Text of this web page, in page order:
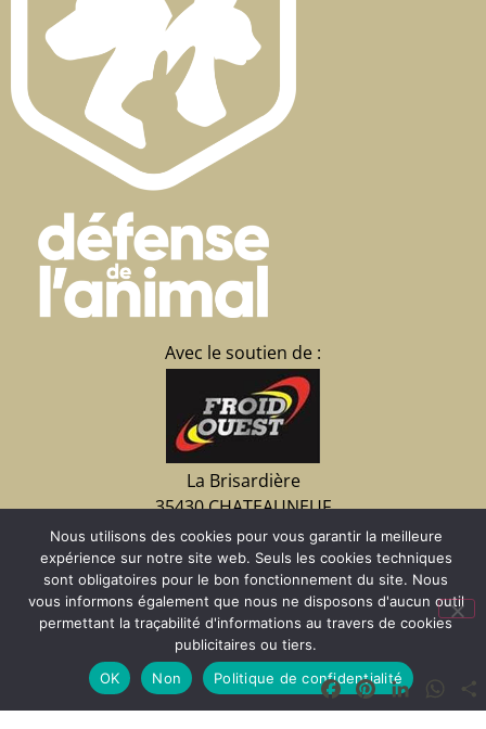
Avec le soutien de :
La Brisardière
35430 CHATEAUNEUF
d’Ille et Vilaine
02 23 15 07 09
Faire un don
Facebook
Pinterest
Nous utilisons des cookies pour vous garantir la meilleure
expérience sur notre site web. Seuls les cookies techniques
sont obligatoires pour le bon fonctionnement du site. Nous
vous informons également que nous ne disposons d'aucun outil
permettant la traçabilité d'informations au travers de cookies
publicitaires ou tiers.
OK
Non Politique de confidentialité